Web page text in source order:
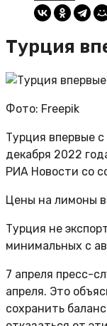
Турция
Фото: Freepik
Турция впервые
декабря 2022
РИА Новости со
Цены на лимоны
Турция не
минимальных с
7 апреля пресс-
апреля. Это
сохранить